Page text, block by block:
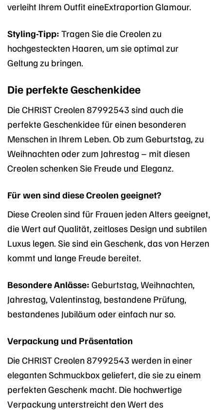
verleiht Ihrem Outfit eineExtraportion Glamour.
Styling-Tipp: Tragen Sie die Creolen zu
hochgesteckten Haaren, um sie optimal zur
Geltung zu bringen.
Die perfekte Geschenkidee
Die CHRIST Creolen 87992543 sind auch die
perfekte Geschenkidee für einen besonderen
Menschen in Ihrem Leben. Ob zum Geburtstag, zu
Weihnachten oder zum Jahrestag – mit diesen
Creolen schenken Sie Freude und Eleganz.
Für wen sind diese Creolen geeignet?
Diese Creolen sind für Frauen jeden Alters geeignet,
die Wert auf Qualität, zeitloses Design und subtilen
Luxus legen. Sie sind ein Geschenk, das von Herzen
kommt und lange Freude bereitet.
Besondere Anlässe: Geburtstag, Weihnachten,
Jahrestag, Valentinstag, bestandene Prüfung,
bestandenes Jubiläum oder einfach nur so.
Verpackung und Präsentation
Die CHRIST Creolen 87992543 werden in einer
eleganten Schmuckbox geliefert, die sie zu einem
perfekten Geschenk macht. Die hochwertige
Verpackung unterstreicht den Wert des